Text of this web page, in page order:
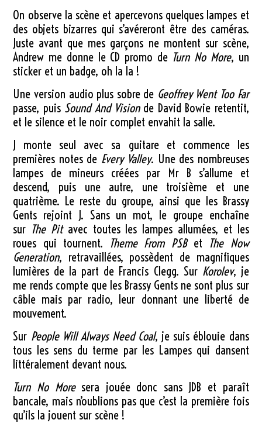
On observe la scène et apercevons quelques lampes et
des objets bizarres qui s’avéreront être des caméras.
Juste avant que mes garçons ne montent sur scène,
Andrew me donne le CD promo de Turn No More, un
sticker et un badge, oh la la !
Une version audio plus sobre de Geoffrey Went Too Far
passe, puis Sound And Visionde David Bowie retentit,
et le silence et le noir complet envahit la salle.
J monte seul avec sa guitare et commence les
premières notes de Every Valley. Une des nombreuses
lampes de mineurs créées par Mr B s’allume et
descend, puis une autre, une troisième et une
quatrième. Le reste du groupe, ainsi que les Brassy
Gents rejoint J. Sans un mot, le groupe enchaîne
sur The Pitavec toutes les lampes allumées, et les
roues qui tournent. Theme From PSBet The Now
Generation, retravaillées, possèdent de magnifiques
lumières de la part de Francis Clegg. Sur Korolev, je
me rends compte que les Brassy Gents ne sont plus sur
câble mais par radio, leur donnant une liberté de
mouvement.
Sur People Will Always Need Coal, je suis éblouie dans
tous les sens du terme par les Lampes qui dansent
littéralement devant nous.
Turn No Moresera jouée donc sans JDB et paraît
bancale, mais n’oublions pas que c’est la première fois
qu’ils la jouent sur scène !